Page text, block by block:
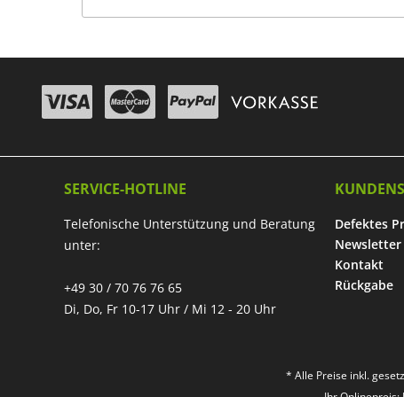
SERVICE-HOTLINE
Telefonische Unterstützung und Beratung
unter:
+49 30 / 70 76 76 65
Di, Do, Fr 10-17 Uhr / Mi 12 - 20 Uhr
Defektes
Newsletter
Kontakt
Rückgabe
* Alle Preise inkl.